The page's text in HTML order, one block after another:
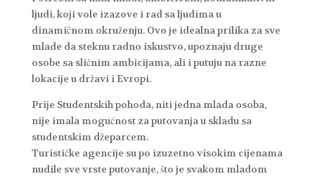
ljudi, koji vole izazove i rad sa ljudima u
dinamičnom okruženju. Ovo je idealna prilika za sve
mlade da steknu radno iskustvo, upoznaju druge
osobe sa sličnim ambicijama, ali i putuju na razne
lokacije u državi i Evropi.
Prije Studentskih pohoda, niti jedna mlada osoba,
nije imala mogućnost za putovanja u skladu sa
studentskim džeparcem.
Turističke agencije su po izuzetno visokim cijenama
nudile sve vrste putovanje, što je svakom mladom